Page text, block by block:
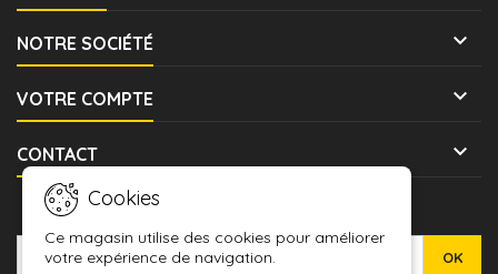
NOTRE SOCIÉTÉ 
VOTRE COMPTE 
CONTACT 
Cookies
Ce magasin utilise des cookies pour améliorer
votre expérience de navigation.
LETTRE D'INFORMATIONS